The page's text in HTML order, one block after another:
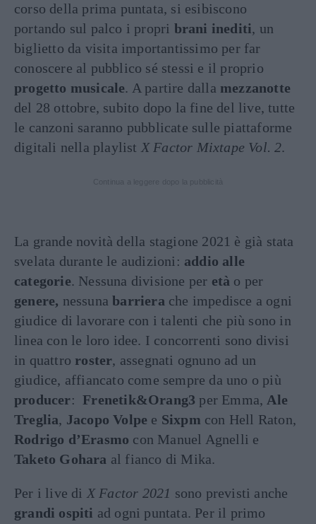
corso della prima puntata, si esibiscono
portando sul palco i propri brani inediti, un
biglietto da visita importantissimo per far
conoscere al pubblico sé stessi e il proprio
progetto musicale. A partire dalla mezzanotte
del 28 ottobre, subito dopo la fine del live, tutte
le canzoni saranno pubblicate sulle piattaforme
digitali nella playlist X Factor Mixtape Vol. 2.
La grande novità della stagione 2021 è già stata
svelata durante le audizioni: addio alle
categorie. Nessuna divisione per età o per
genere, nessunabarriera che impedisce a ogni
giudice di lavorare con i talenti che più sono in
linea con le loro idee. I concorrenti sono divisi
in quattro roster, assegnati ognuno ad un
giudice, affiancato come sempre da uno o più
producer:Frenetik&Orang3 per Emma, Ale
Treglia, Jacopo Volpe e Sixpm con Hell Raton,
Rodrigo d’Erasmo con Manuel Agnelli e
Taketo Gohara al fianco di Mika.
Per i live di X Factor 2021 sono previsti anche
grandi ospiti ad ogni puntata. Per il primo